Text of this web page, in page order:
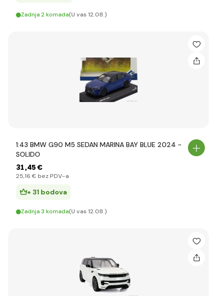
Zadnja 2 komada(U vas 12.08.)
1:43 BMW G90 M5 SEDAN MARINA BAY BLUE 2024 -
SOLIDO
31,45 €
25,16 € bez PDV-a
+ 31 bodova
Zadnja 3 komada(U vas 12.08.)